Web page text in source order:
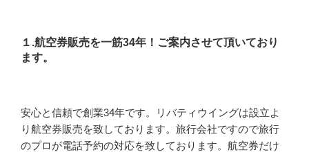
１.航空券販売を一筋34年！ご案内させて頂いており
ます。
安心と信頼で創業34年です。リバティウイングは設立よ
り航空券販売を致しております。旅行会社ですので旅行
のプロが電話予約の対応を致しております。航空券だけ